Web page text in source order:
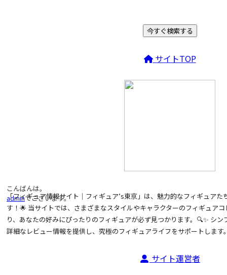
サイトTOP
こんばんは。
adminでございます。
「フィギュア情報サイト｜フィギュア’s東京」は、魅力的なフィギュア
す！🌟 当サイトでは、さまざまなスタイルやキャラクターのフィギュア
り、あなたの好みにぴったりのフィギュアが必ず見つかります。🔍✨ シ
詳細なレビュー情報を提供し、究極のフィギュアライフをサポートします
サイト運営者